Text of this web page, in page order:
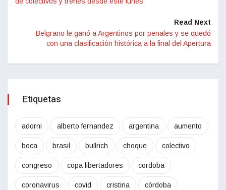
Read Next
Belgrano le ganó a Argentinos por penales y se quedó
con una clasificación histórica a la final del Apertura
Etiquetas
adorni alberto fernandez argentina aumento
boca brasil bullrich choque colectivo
congreso copa libertadores cordoba
coronavirus covid cristina córdoba